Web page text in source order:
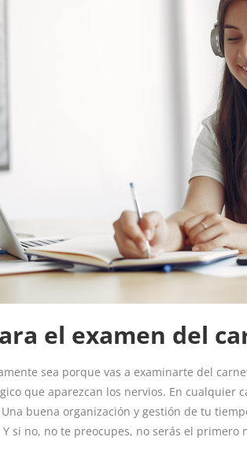
el examen del
sea porque vas a examinarte del
que aparezcan los nervios. En cualquier
buena organización y gestión de tu
Y si no, no te preocupes, no serás el